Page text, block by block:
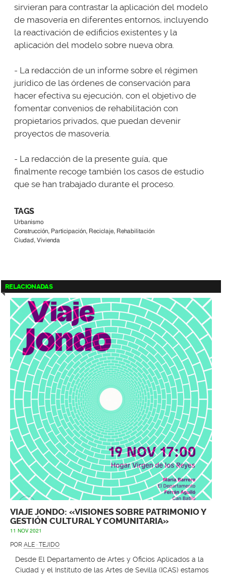
sirvieran para contrastar la aplicación del modelo
de masovería en diferentes entornos, incluyendo
la reactivación de edificios existentes y la
aplicación del modelo sobre nueva obra.
- La redacción de un informe sobre el régimen
jurídico de las órdenes de conservación para
hacer efectiva su ejecución, con el objetivo de
fomentar convenios de rehabilitación con
propietarios privados, que puedan devenir
proyectos de masovería.
- La redacción de la presente guía, que
finalmente recoge también los casos de estudio
que se han trabajado durante el proceso.
TAGS
Urbanismo
Construcción, Participación, Reciclaje, Rehabilitación
Ciudad, Vivienda
RELACIONADAS
VIAJE JONDO: «VISIONES SOBRE PATRIMONIO Y
GESTIÓN CULTURAL Y COMUNITARIA»
11 NOV 2021
POR ALE · TEJIDO
Desde El Departamento de Artes y Oficios Aplicados a la
Ciudad y el Instituto de las Artes de Sevilla (ICAS) estamos